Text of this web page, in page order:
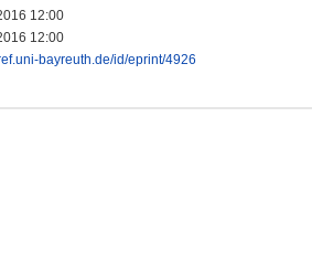
12:00
12:00
bayreuth.de/id/eprint/4926